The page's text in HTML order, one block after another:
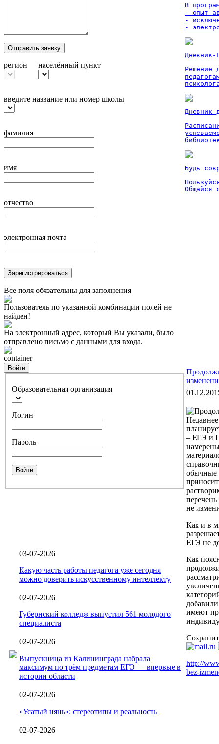
Отправить заявку
регион населённый пункт
введите название или номер школы
фамилия
имя
отчество
электронная почта
Зарегистрироваться
Все поля обязательны для заполнения
Пользователь по указанной комбинации полей не
найден!
На электронный адрес, который Вы указали, было
отправлено письмо с данными для входа.
container
Войти
Образовательная организация
Логин
Пароль
Войти
03-07-2026
Какую часть работы педагога уже сегодня
можно доверить искусственному интеллекту
02-07-2026
Губернский колледж выпустил 561 молодого
специалиста
02-07-2026
Выпускница из Калининграда набрала
максимум по трём предметам ЕГЭ — впервые в
истории области
02-07-2026
«Усатый нянь»: стереотипы и реальность
02-07-2026
В
- опыт
-
-
Дневник-
Решение
Дневник
Будь
Общайся
– ЕГЭ и
обычные
не
Как и в
ЕГЭ не
Как
имеют
http://
bez-